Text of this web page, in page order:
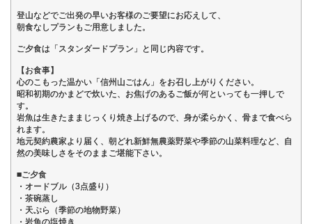
登山などでご出発の早いお客様のご要望にお応えして、
朝食なしプランもご用意しました。
ご夕食は「スタンダードプラン」と同じ内容です。
【お食事】
心のこもった温かい「信州山ごはん」をお召し上がりください。
昭和初期のかまどで炊いた、お焦げのあるご飯が何といっても一押しで
す。
岩魚は生きたままじっくり焼き上げるので、身が柔らかく、骨まで食べら
れます。
地元契約農家より届く、朝どれ新鮮無農薬野菜や季節の山菜料理など、自
然の美味しさをそのままご堪能下さい。
■ご夕食
・オードブル（3点盛り）
・茶碗蒸し
・天ぷら（季節の地物野菜）
・岩魚の塩焼き